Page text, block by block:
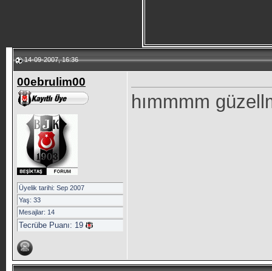
14-09-2007, 16:36
00ebrulim00
Üyelik tarihi: Sep 2007
Yaş: 33
Mesajlar: 14
Tecrübe Puanı: 19
hımmmm